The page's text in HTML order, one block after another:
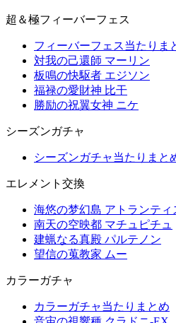
超＆極フィーバーフェス
フィーバーフェス当たりま
対我の己還師 マーリン
板鳴の快駆者 エジソン
福禄の愛財神 比干
勝励の祝翼女神 ニケ
シーズンガチャ
シーズンガチャ当たりまと
エレメント交換
海悠の梦幻島 アトランティ
南天の空映都 マチュピチュ
建蝋なる真殿 パルテノン
望信の蒐教家 ムー
カラーガチャ
カラーガチャ当たりまとめ